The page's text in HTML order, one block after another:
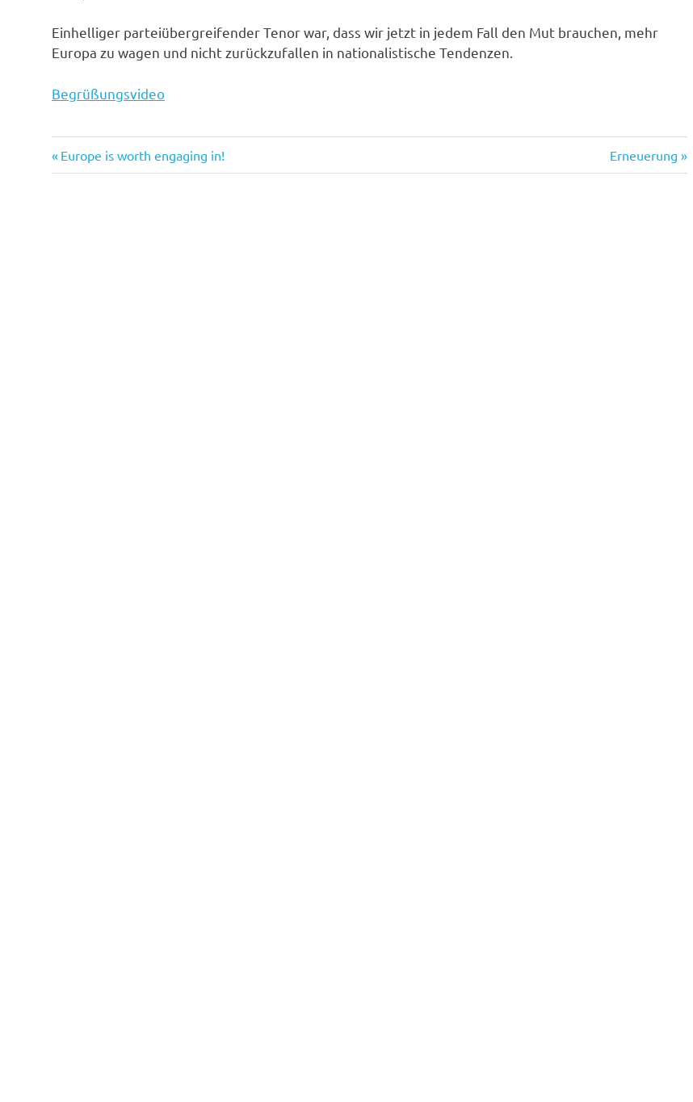
Einhelliger parteiübergreifender Tenor war, dass wir jetzt in jedem Fall den Mut brauchen, mehr
Europa zu wagen und nicht zurückzufallen in nationalistische Tendenzen.
Begrüßungsvideo
Beitragsnavigation
Vorheriger
Beitrag:
Europe is worth engaging in!
Nächster
Beitrag:
Erneuerung